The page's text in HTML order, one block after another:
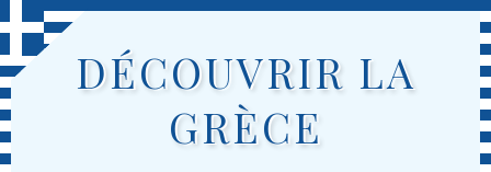
DÉCOUVRIR LA
GRÈCE